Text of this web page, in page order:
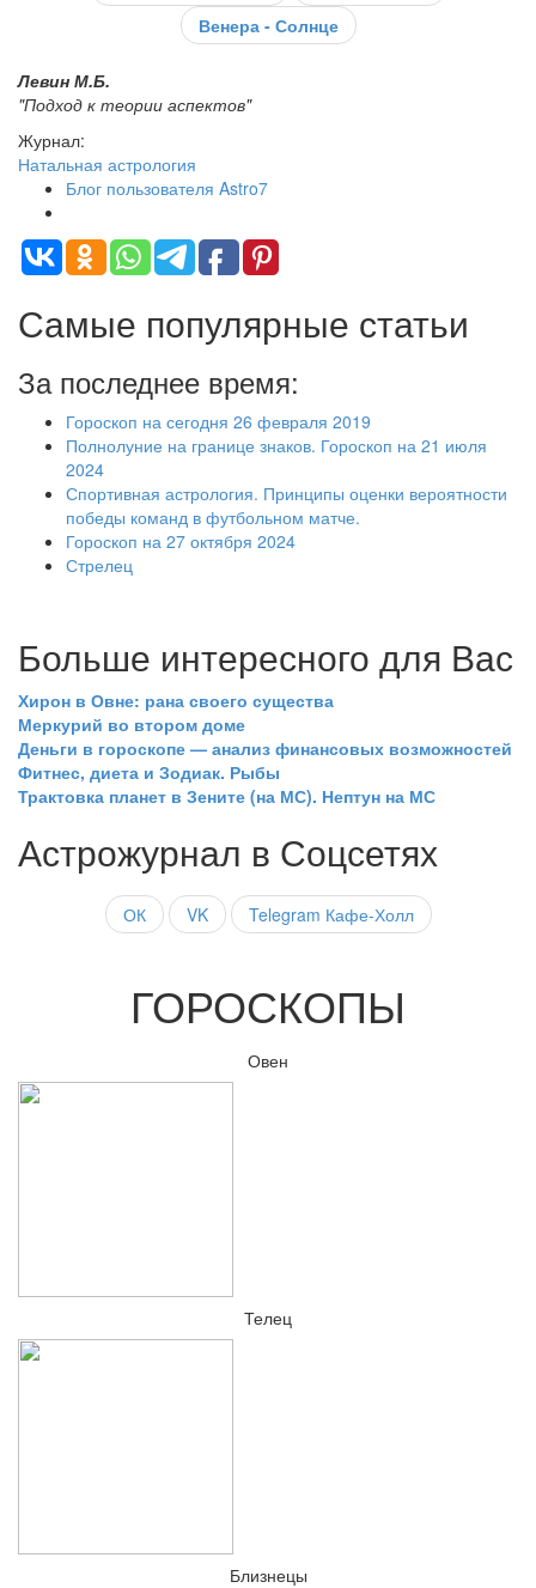
Венера - Солнце
Левин М.Б.
"Подход к теории аспектов"
Журнал:
Натальная астрология
Блог пользователя Astro7
Самые популярные статьи
За последнее время:
Гороскоп на сегодня 26 февраля 2019
Полнолуние на границе знаков. Гороскоп на 21 июля
2024
Спортивная астрология. Принципы оценки вероятности
победы команд в футбольном матче.
Гороскоп на 27 октября 2024
Стрелец
Больше интересного для Вас
Хирон в Овне: рана своего существа
Меркурий во втором доме
Деньги в гороскопе — анализ финансовых возможностей
Фитнес, диета и Зодиак. Рыбы
Трактовка планет в Зените (на МС). Нептун на МС
Астрожурнал в Соцсетях
ОК VK Telegram Кафе-Холл
ГОРОСКОПЫ
Овен
Телец
Близнецы